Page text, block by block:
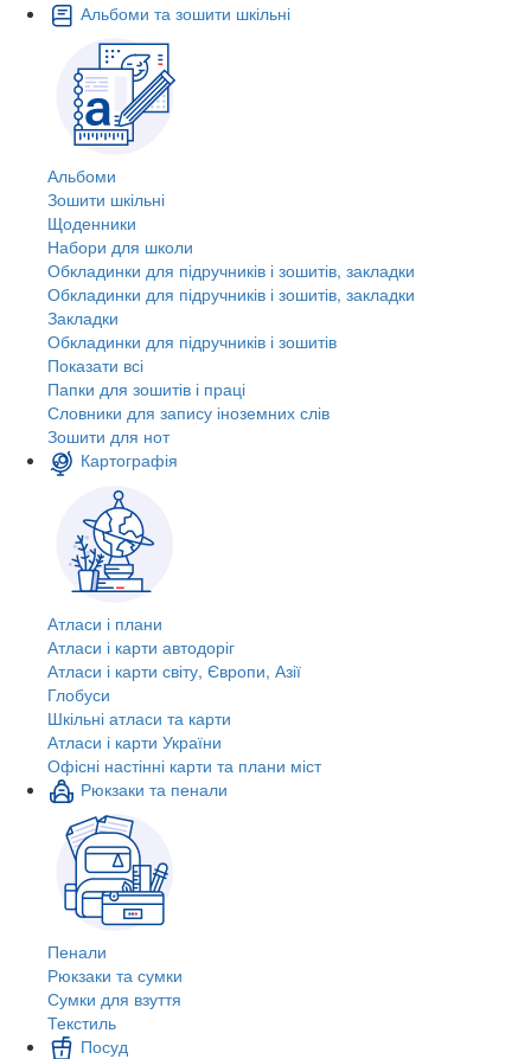
Альбоми та зошити шкільні
Альбоми
Зошити шкільні
Щоденники
Набори для школи
Обкладинки для підручників і зошитів, закладки
Обкладинки для підручників і зошитів, закладки
Закладки
Обкладинки для підручників і зошитів
Показати всі
Папки для зошитів і праці
Словники для запису іноземних слів
Зошити для нот
Картографія
Атласи і плани
Атласи і карти автодоріг
Атласи і карти світу, Європи, Азії
Глобуси
Шкільні атласи та карти
Атласи і карти України
Офісні настінні карти та плани міст
Рюкзаки та пенали
Пенали
Рюкзаки та сумки
Сумки для взуття
Текстиль
Посуд